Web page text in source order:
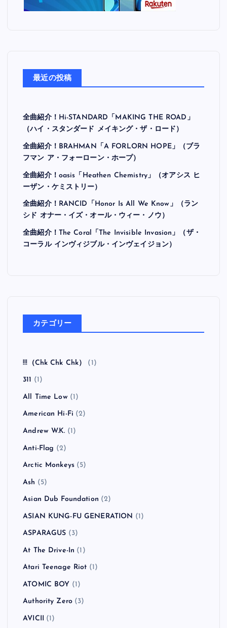
最近の投稿
全曲紹介！Hi-STANDARD「MAKING THE ROAD」
（ハイ・スタンダード メイキング・ザ・ロード）
全曲紹介！BRAHMAN「A FORLORN HOPE」（ブラ
フマン ア・フォーローン・ホープ）
全曲紹介！oasis「Heathen Chemistry」（オアシス ヒ
ーザン・ケミストリー）
全曲紹介！RANCID「Honor Is All We Know」（ラン
シド オナー・イズ・オール・ウィー・ノウ）
全曲紹介！The Coral「The Invisible Invasion」（ザ・
コーラル インヴィジブル・インヴェイジョン）
カテゴリー
!!!（Chk Chk Chk） (1)
311 (1)
All Time Low(1)
American Hi-Fi (2)
Andrew W.K. (1)
Anti-Flag (2)
Arctic Monkeys (5)
Ash (5)
Asian Dub Foundation (2)
ASIAN KUNG-FU GENERATION (1)
ASPARAGUS (3)
At The Drive-In (1)
Atari Teenage Riot (1)
ATOMIC BOY (1)
Authority Zero (3)
AVICII (1)